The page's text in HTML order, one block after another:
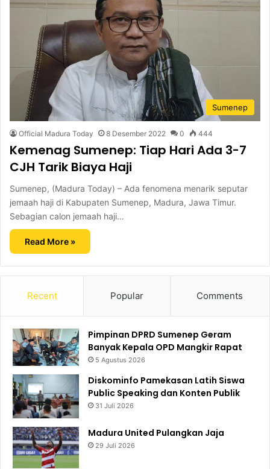
Sumenep
Official Madura Today 8 Desember 2022 0 444
Kemenag Sumenep: Tiap Hari Ada 3-7
CJH Tarik Biaya Haji
Sumenep, (Madura Today) – Ada fenomena menarik seputar
jemaah haji di Kabupaten Sumenep, Madura, Jawa Timur.
Sebagian calon jemaah haji…
Read More »
Recent Popular Comments
Pimpinan DPRD Sumenep Geram
Banyak Kepala OPD Mangkir Rapat
5 Agustus 2026
Diskominfo Pamekasan Latih Siswa
Public Speaking dan Konten Publik
31 Juli 2026
Madura United Pulangkan Jaja
29 Juli 2026